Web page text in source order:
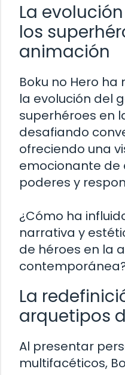
La
los
animación
Boku no Hero
la evolución del
superhéroes en
desafiando
ofreciendo una
emocionante de
poderes y
¿Cómo ha
narrativa y
de héroes en la
La
arquetipos
Al presentar
multifacéticos,